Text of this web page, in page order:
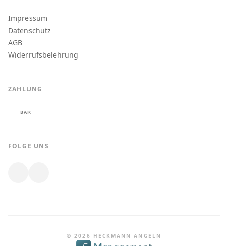
Impressum
Datenschutz
AGB
Widerrufsbelehrung
ZAHLUNG
BAR
FOLGE UNS
© 2026 HECKMANN ANGELN